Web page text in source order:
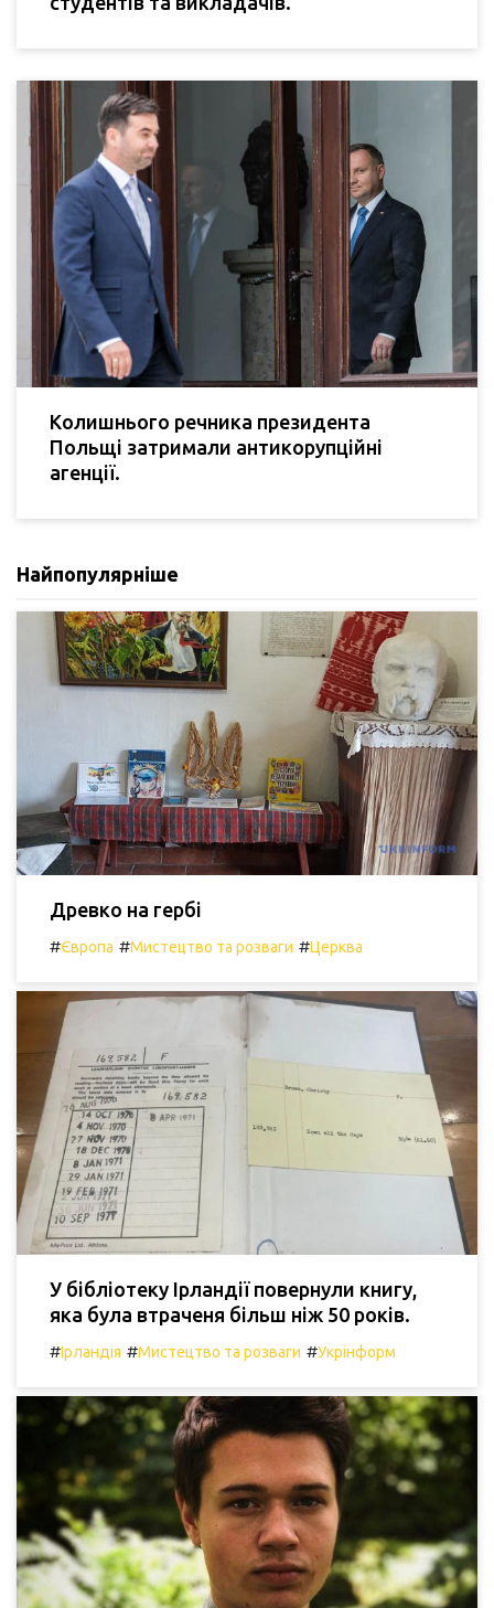
Колишнього речника президента
Польщі затримали антикорупційні
агенції.
Найпопулярніше
Древко на гербі
#Європа #Мистецтво та розваги #Церква
У бібліотеку Ірландії повернули книгу,
яка була втраченя більш ніж 50 років.
#Ірландія #Мистецтво та розваги #Укрінформ